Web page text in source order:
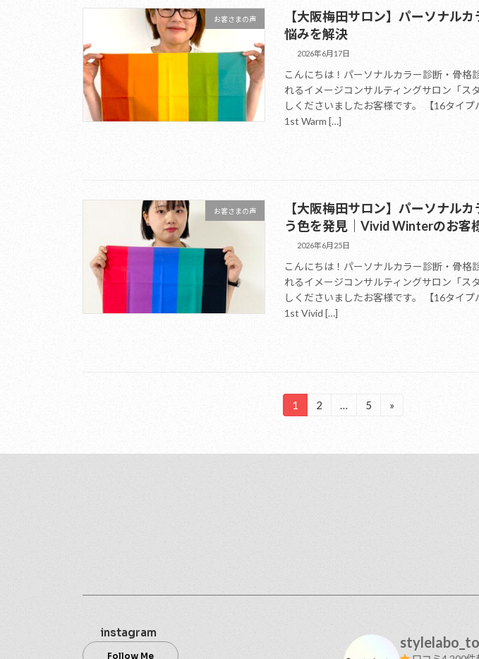
お客さまの声
【大阪梅田サロン】パーソナル
悩みを解決
2026年6月17日
こんにちは！パーソナルカラー診断・骨格
れるイメージコンサルティングサロン「ス
しくださいましたお客様です。 【16タイプ
1st Warm […]
お客さまの声
【大阪梅田サロン】パーソナル
う色を発見｜Vivid Winterのお客
2026年6月25日
こんにちは！パーソナルカラー診断・骨格
れるイメージコンサルティングサロン「ス
しくださいましたお客様です。 【16タイプ
1st Vivid […]
の
固
定
1
固
2 …
固
5 »
instagram
Follow Me